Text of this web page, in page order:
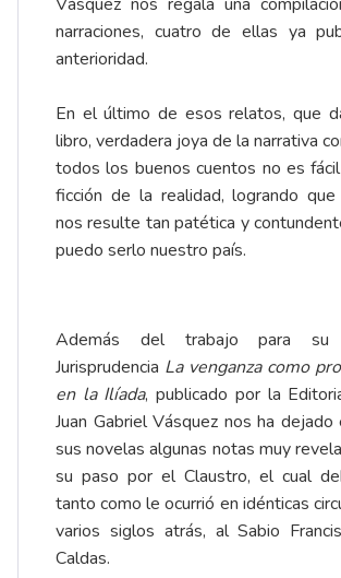
narraciones, cuatro de ellas ya
anterioridad.
En el último de esos relatos, que
libro, verdadera joya de la narrativa
todos los buenos cuentos no es
ficción de la realidad, logrando
nos resulte tan patética y
puedo serlo nuestro país.
Además del trabajo para
Jurisprudencia La venganza como
en la Ilíada, publicado por la
Juan Gabriel Vásquez nos ha dejado
sus novelas algunas notas muy
su paso por el Claustro, el cual
tanto como le ocurrió en idénticas
varios siglos atrás, al Sabio
Caldas.